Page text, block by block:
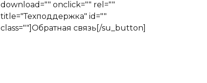
download="" onclick="" rel=""
title="Техподдержка" id=""
class=""]Обратная связь[/su_button]